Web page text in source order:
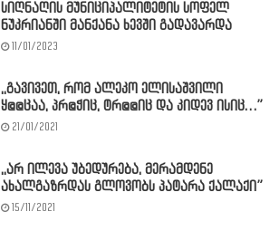
სიღნაღის მუნიციპალიტეტის სოფელ
ნუკრიანში მანქანა ხევში გადავარდა
11/01/2023
,,გავივეთ, რომ ალეკო ელისაშვილი
ყ@@ცაა, პრ@ჭიც, ტრ@@იც და კიდევ ისიც…”
21/01/2021
,,არ ილევა უბედურება, მერამდენე
ახალგაზრდას გლოვობს პატარა ქალაქი”
15/11/2021